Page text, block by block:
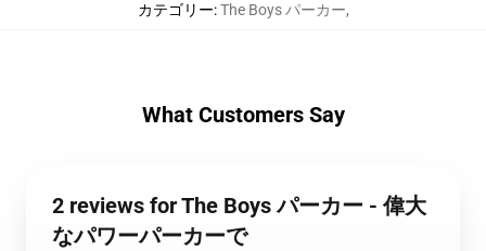
カテゴリー:The Boys パーカー,
What Customers Say
2 reviews for The Boys パーカー - 偉大
なパワーパーカーで